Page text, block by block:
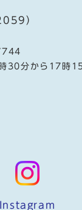
）
分から17時
Instagram